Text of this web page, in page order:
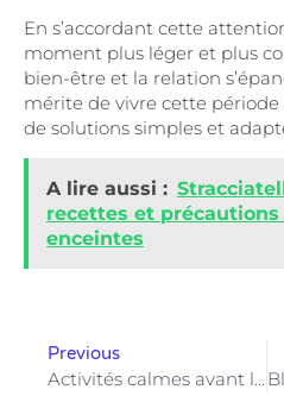
En s’accordant cette
moment plus léger et plus
bien-être et la relation
mérite de vivre cette
de solutions simples et
A lire aussi :
recettes et
enceintes
Previous
Activités calmes avant le coucher : 7 jeux apaisants pour préparer bébé au dodo